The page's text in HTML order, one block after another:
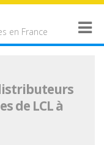
en France
de LCL à